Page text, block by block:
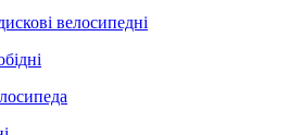
велосипедні